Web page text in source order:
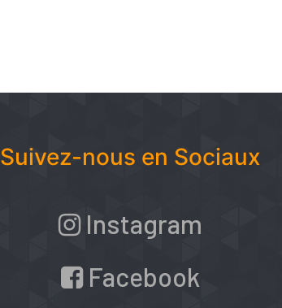
Suivez-nous en Sociaux
Instagram
Facebook